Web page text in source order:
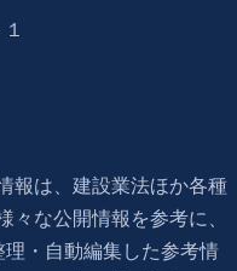
報は、建設業法ほか各種
々な公開情報を参考に、
理・自動編集した参考情